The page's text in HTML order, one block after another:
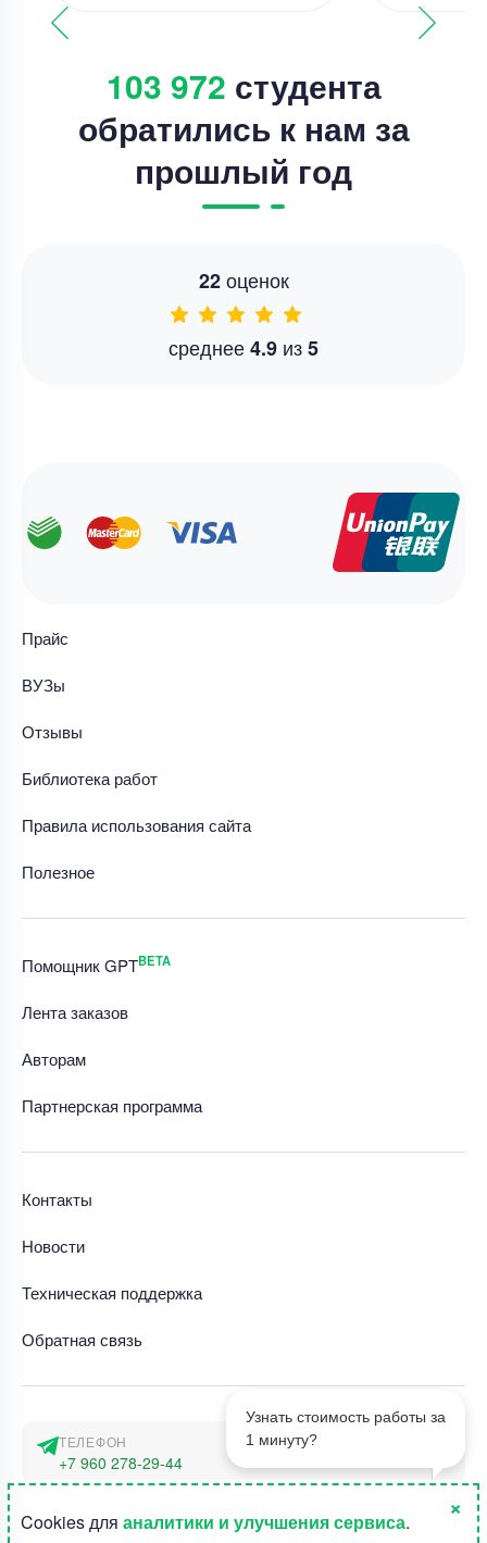
103 972 студента
обратились к нам за
прошлый год
22оценок
среднее4.9 из5
1
Узнать стоимость работы за
1 минуту?
Прайс
ВУЗы
Отзывы
Библиотека работ
Правила использования сайта
Полезное
Помощник GPTBETA
Лента заказов
Авторам
Партнерская программа
Контакты
Новости
Техническая поддержка
Обратная связь
ТЕЛЕФОН
+7 960 278-29-44
г. Москва, наб. Тараса Шевченко 23а
Cookies для аналитики и улучшения сервиса.
×